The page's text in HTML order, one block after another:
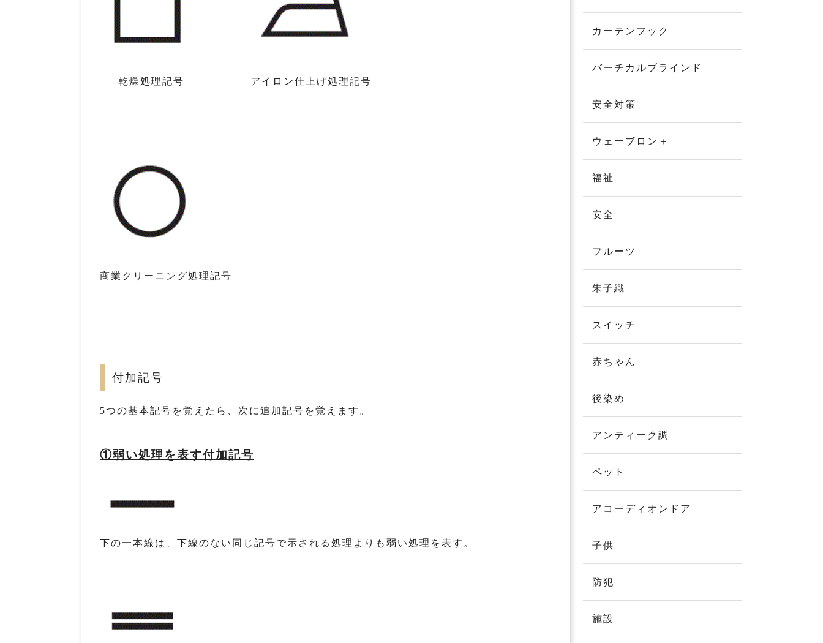
乾燥処理記号 アイロン仕上げ処理記号
商業クリーニング処理記号
付加記号
5つの基本記号を覚えたら、次に追加記号を覚えます。
①弱い処理を表す付加記号
下の一本線は、下線のない同じ記号で示される処理よりも弱い処理を表す。
カーテンフック
バーチカルブラインド
安全対策
ウェーブロン＋
福祉
安全
フルーツ
朱子織
スイッチ
赤ちゃん
後染め
アンティーク調
ペット
アコーディオンドア
子供
防犯
施設